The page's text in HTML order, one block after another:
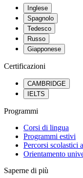
Inglese
Spagnolo
Tedesco
Russo
Giapponese
Certificazioni
CAMBRIDGE
IELTS
Programmi
Corsi di lingua
Programmi estivi
Percorsi scolastici
Orientamento
Saperne di più